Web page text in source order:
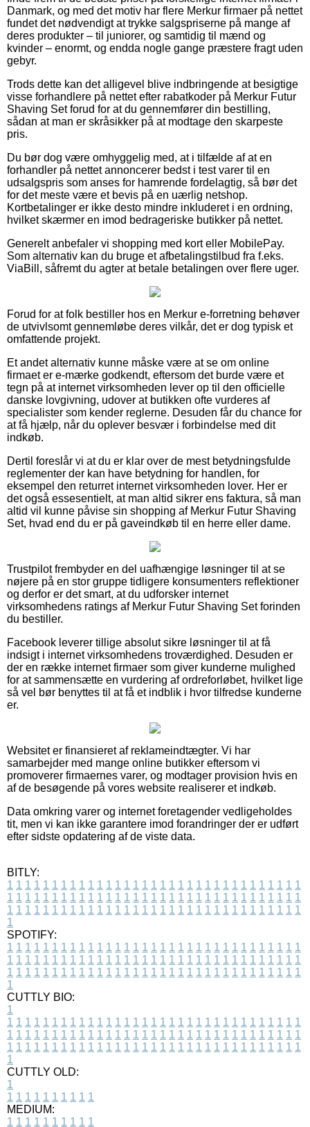
Danmark, og med det motiv har flere Merkur firmaer på nettet
fundet det nødvendigt at trykke salgspriserne på mange af
deres produkter – til juniorer, og samtidig til mænd og
kvinder – enormt, og endda nogle gange præstere fragt uden
gebyr.
Trods dette kan det alligevel blive indbringende at besigtige
visse forhandlere på nettet efter rabatkoder på Merkur Futur
Shaving Set forud for at du gennemfører din bestilling,
sådan at man er skråsikker på at modtage den skarpeste
pris.
Du bør dog være omhyggelig med, at i tilfælde af at en
forhandler på nettet annoncerer bedst i test varer til en
udsalgspris som anses for hamrende fordelagtig, så bør det
for det meste være et bevis på en uærlig netshop.
Kortbetalinger er ikke desto mindre inkluderet i en ordning,
hvilket skærmer en imod bedrageriske butikker på nettet.
Generelt anbefaler vi shopping med kort eller MobilePay.
Som alternativ kan du bruge et afbetalingstilbud fra f.eks.
ViaBill, såfremt du agter at betale betalingen over flere uger.
Forud for at folk bestiller hos en Merkur e-forretning behøver
de utvivlsomt gennemløbe deres vilkår, det er dog typisk et
omfattende projekt.
Et andet alternativ kunne måske være at se om online
firmaet er e-mærke godkendt, eftersom det burde være et
tegn på at internet virksomheden lever op til den officielle
danske lovgivning, udover at butikken ofte vurderes af
specialister som kender reglerne. Desuden får du chance for
at få hjælp, når du oplever besvær i forbindelse med dit
indkøb.
Dertil foreslår vi at du er klar over de mest betydningsfulde
reglementer der kan have betydning for handlen, for
eksempel den returret internet virksomheden lover. Her er
det også essesentielt, at man altid sikrer ens faktura, så man
altid vil kunne påvise sin shopping af Merkur Futur Shaving
Set, hvad end du er på gaveindkøb til en herre eller dame.
Trustpilot frembyder en del uafhængige løsninger til at se
nøjere på en stor gruppe tidligere konsumenters reflektioner
og derfor er det smart, at du udforsker internet
virksomhedens ratings af Merkur Futur Shaving Set forinden
du bestiller.
Facebook leverer tillige absolut sikre løsninger til at få
indsigt i internet virksomhedens troværdighed. Desuden er
der en række internet firmaer som giver kunderne mulighed
for at sammensætte en vurdering af ordreforløbet, hvilket lige
så vel bør benyttes til at få et indblik i hvor tilfredse kunderne
er.
Websitet er finansieret af reklameindtægter. Vi har
samarbejder med mange online butikker eftersom vi
promoverer firmaernes varer, og modtager provision hvis en
af de besøgende på vores website realiserer et indkøb.
Data omkring varer og internet foretagender vedligeholdes
tit, men vi kan ikke garantere imod forandringer der er udført
efter sidste opdatering af de viste data.
BITLY:
1 1 1 1 1 1 1 1 1 1 1 1 1 1 1 1 1 1 1 1 1 1 1 1 1 1 1 1 1 1 1 1 1
1 1 1 1 1 1 1 1 1 1 1 1 1 1 1 1 1 1 1 1 1 1 1 1 1 1 1 1 1 1 1 1 1
1 1 1 1 1 1 1 1 1 1 1 1 1 1 1 1 1 1 1 1 1 1 1 1 1 1 1 1 1 1 1 1 1
1
SPOTIFY:
1 1 1 1 1 1 1 1 1 1 1 1 1 1 1 1 1 1 1 1 1 1 1 1 1 1 1 1 1 1 1 1 1
1 1 1 1 1 1 1 1 1 1 1 1 1 1 1 1 1 1 1 1 1 1 1 1 1 1 1 1 1 1 1 1 1
1 1 1 1 1 1 1 1 1 1 1 1 1 1 1 1 1 1 1 1 1 1 1 1 1 1 1 1 1 1 1 1 1
1
CUTTLY BIO:
1
1 1 1 1 1 1 1 1 1 1 1 1 1 1 1 1 1 1 1 1 1 1 1 1 1 1 1 1 1 1 1 1 1
1 1 1 1 1 1 1 1 1 1 1 1 1 1 1 1 1 1 1 1 1 1 1 1 1 1 1 1 1 1 1 1 1
1 1 1 1 1 1 1 1 1 1 1 1 1 1 1 1 1 1 1 1 1 1 1 1 1 1 1 1 1 1 1 1 1
1
CUTTLY OLD:
1
1 1 1 1 1 1 1 1 1 1
MEDIUM:
1 1 1 1 1 1 1 1 1 1